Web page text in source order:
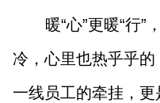
暖“心”更暖“行”
冷，心里也热乎乎
一线员工的牵挂，更